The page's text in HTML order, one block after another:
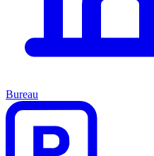
Bureau